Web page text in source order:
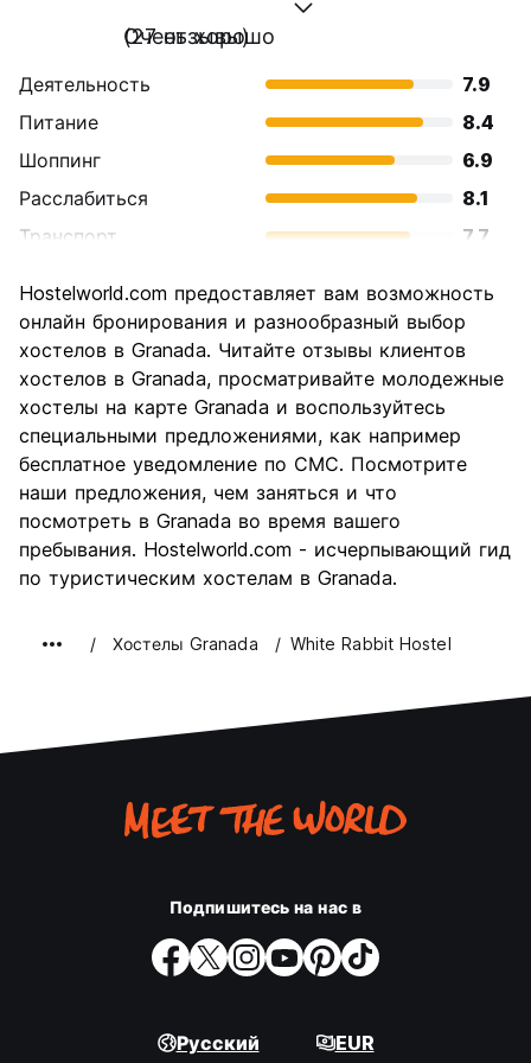
Очень хорошо
(27 отзывы)
Деятельность
7.9
Питание
8.4
Шоппинг
6.9
Расслабиться
8.1
Транспорт
7.7
достопримечательностей
8.1
Культура
8.6
Ночная жизнь
7.0
Соотношение цены и
качества
Hostelworld.com предоставляет вам возможность
онлайн бронирования и разнообразный выбор
хостелов в Granada. Читайте отзывы клиентов
хостелов в Granada, просматривайте молодежные
хостелы на карте Granada и воспользуйтесь
специальными предложениями, как например
бесплатное уведомление по СМС. Посмотрите
наши предложения, чем заняться и что
посмотреть в Granada во время вашего
пребывания. Hostelworld.com - исчерпывающий гид
по туристическим хостелам в Granada.
Хостелы Granada White Rabbit Hostel
Подпишитесь на нас в
Русский EUR